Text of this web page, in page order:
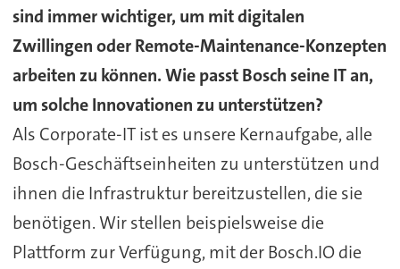
sind immer wichtiger, um mit digitalen
Zwillingen oder Remote-Maintenance-Konzepten
arbeiten zu können. Wie passt Bosch seine IT an,
um solche Innovationen zu unterstützen?
Als Corporate-IT ist es unsere Kernaufgabe, alle
Bosch-Geschäftseinheiten zu unterstützen und
ihnen die Infrastruktur bereitzustellen, die sie
benötigen. Wir stellen beispielsweise die
Plattform zur Verfügung, mit der Bosch.IO die